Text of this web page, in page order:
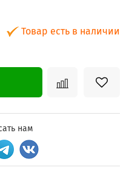
Товар есть в наличии
нам